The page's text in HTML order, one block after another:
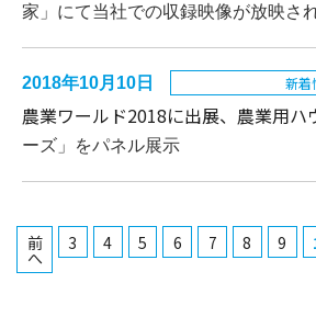
家」にて当社での収録映像が放映さ
2018年10月10日 新着
農業ワールド2018に出展、農業用ハ
ーズ」をパネル展示
前
へ
3 4 5 6 7 8 9